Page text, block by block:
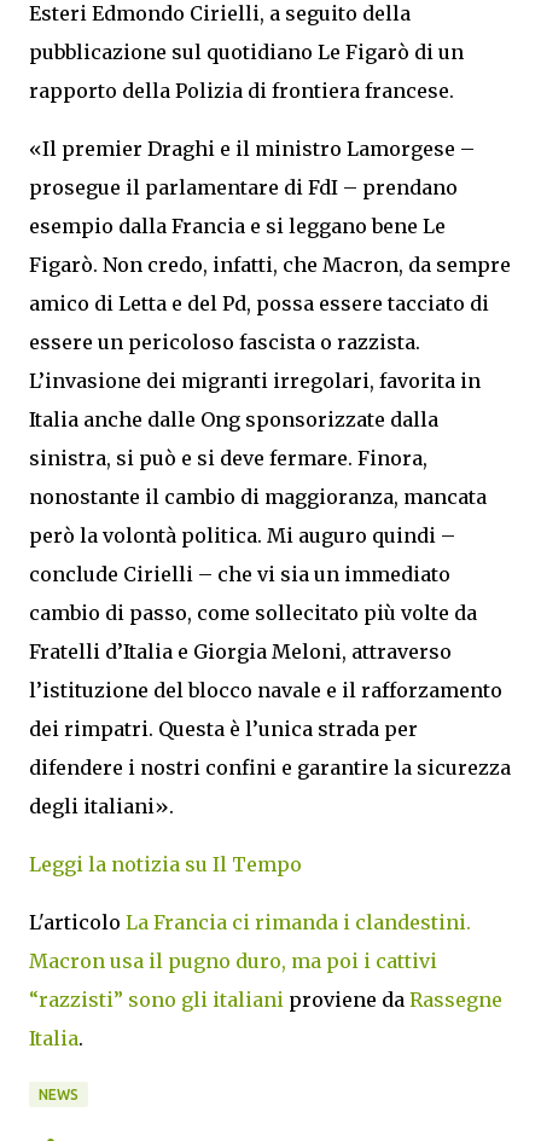
Esteri Edmondo Cirielli, a seguito della
pubblicazione sul quotidiano Le Figarò di un
rapporto della Polizia di frontiera francese.
«Il premier Draghi e il ministro Lamorgese –
prosegue il parlamentare di FdI – prendano
esempio dalla Francia e si leggano bene Le
Figarò. Non credo, infatti, che Macron, da sempre
amico di Letta e del Pd, possa essere tacciato di
essere un pericoloso fascista o razzista.
L’invasione dei migranti irregolari, favorita in
Italia anche dalle Ong sponsorizzate dalla
sinistra, si può e si deve fermare. Finora,
nonostante il cambio di maggioranza, mancata
però la volontà politica. Mi auguro quindi –
conclude Cirielli – che vi sia un immediato
cambio di passo, come sollecitato più volte da
Fratelli d’Italia e Giorgia Meloni, attraverso
l’istituzione del blocco navale e il rafforzamento
dei rimpatri. Questa è l’unica strada per
difendere i nostri confini e garantire la sicurezza
degli italiani».
Leggi la notizia su Il Tempo
L'articolo La Francia ci rimanda i clandestini.
Macron usa il pugno duro, ma poi i cattivi
“razzisti” sono gli italiani proviene da Rassegne
Italia.
NEWS